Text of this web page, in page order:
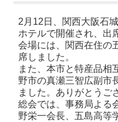
2月12日、関西大阪石
ホテルで開催され、出
会場には、関西在住の
席しました。
また、本市と特産品相
野市の真瀬三智広副市
ました。ありがとうご
総会では、事務局よる
野栄一会長、五島高等